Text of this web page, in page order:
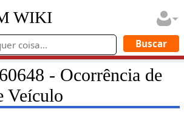
WIKI
- Ocorrência de
Veículo